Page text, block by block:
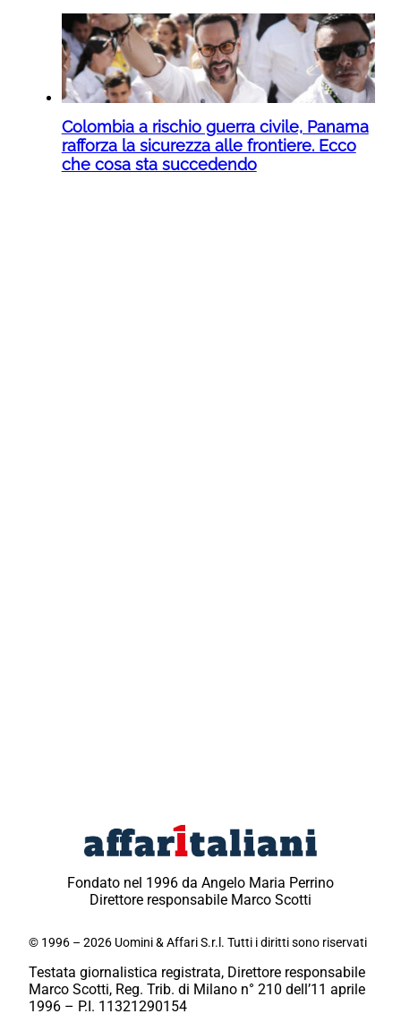
Colombia a rischio guerra civile, Panama
rafforza la sicurezza alle frontiere. Ecco
che cosa sta succedendo
Fondato nel 1996 da Angelo Maria Perrino
Direttore responsabile Marco Scotti
© 1996 – 2026 Uomini & Affari S.r.l. Tutti i diritti sono riservati
Testata giornalistica registrata, Direttore responsabile
Marco Scotti, Reg. Trib. di Milano n° 210 dell’11 aprile
1996 – P.I. 11321290154